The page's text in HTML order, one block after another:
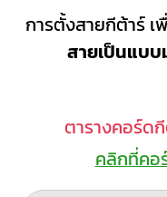
การตั้งสายกีต้าร์ เ
สายเป็นแบบ
ตารางคอร์ด
คลิกที่คอ